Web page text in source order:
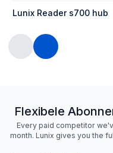
Lunix Reader s700 hub
Flexibele
Every paid competitor
month. Lunix gives you the